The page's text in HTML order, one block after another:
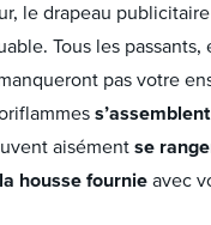
le drapeau
Tous les passants,
pas votre
s’assemblent
aisément se
housse fournie avec